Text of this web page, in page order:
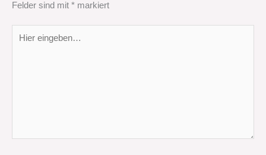
Felder sind mit * markiert
eingeben…